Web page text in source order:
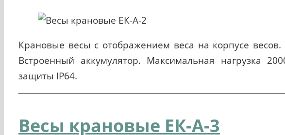
Крановые весы с отображением веса на корпусе
Встроенный аккумулятор. Максимальная нагрузка
защиты IP64.
Весы крановые ЕК-A-3